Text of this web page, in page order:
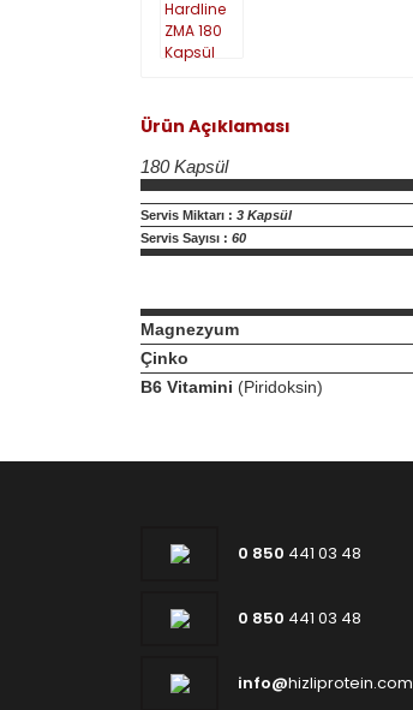
Ürün Açıklaması
180 Kapsül
Servis Miktarı : 3 Kapsül
Servis Sayısı : 60
Magnezyum
Çinko
B6 Vitamini (Piridoksin)
0 850 441 03 48
0 850 441 03 48
info@hizliprotein.com